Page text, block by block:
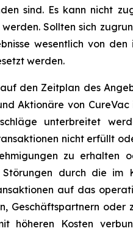
sind. Es kann nicht
Sollten sich
wesentlich von
werden.
den Zeitplan des
Aktionäre von
unterbreitet
nicht erfüllt
zu erhalten
durch die im
auf das
Geschäftspartnern oder
höheren Kosten